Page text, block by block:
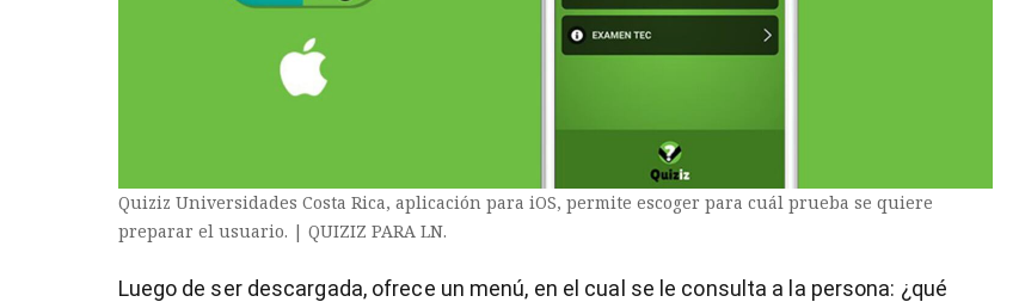
Quiziz Universidades Costa Rica, aplicación para iOS, permite escoger para cuál prueba se quiere
preparar el usuario. | QUIZIZ PARA LN.
Luego de ser descargada, ofrece un menú, en el cual se le consulta a la persona: ¿qué